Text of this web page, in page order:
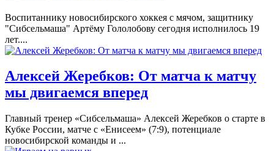
Воспитаннику новосибирского хоккея с мячом, защитнику
"Сибсельмаша" Артёму Гололобову сегодня исполнилось 19
лет....
Алексей Жеребков: От матча к матчу
мы двигаемся вперед
Главный тренер «Сибсельмаша» Алексей Жеребков о старте в
Кубке России, матче с «Енисеем» (7:9), потенциале
новосибирской команды и ...